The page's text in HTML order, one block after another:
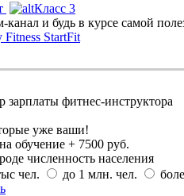
Класс 3
канал и будь в курсе самой
Fitness StartFit
зарплаты фитнес-инструктора
уже ваши!
обучение + 7500 руб.
численность населения
чел.
до 1 млн. чел.